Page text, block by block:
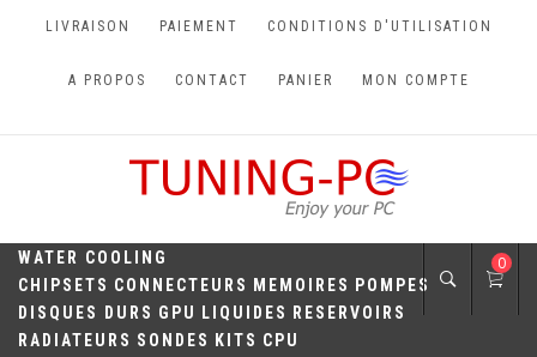
LIVRAISON PAIEMENT CONDITIONS D'UTILISATION
A PROPOS CONTACT PANIER MON COMPTE
TUNING-PC
WATER COOLING
CHIPSETS CONNECTEURS MEMOIRES
POMPES
DISQUES DURS GPU LIQUIDES
RESERVOIRS
RADIATEURS SONDES KITS CPU
0